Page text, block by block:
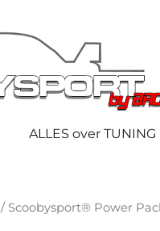
ALLES over TUNING
/ Scoobysport® Power